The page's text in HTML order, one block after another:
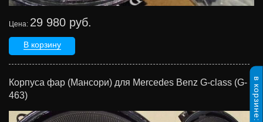
в корзине:
Цена: 29 980 руб.
В корзину
Корпуса фар (Мансори) для Mercedes Benz G-class (G-
463)